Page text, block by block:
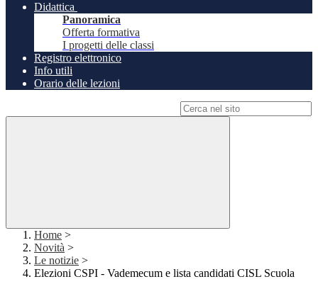
Didattica
Panoramica
Offerta formativa
I progetti delle classi
Registro elettronico
Info utili
Orario delle lezioni
Home >
Novità >
Le notizie >
Elezioni CSPI - Vademecum e lista candidati CISL Scuola